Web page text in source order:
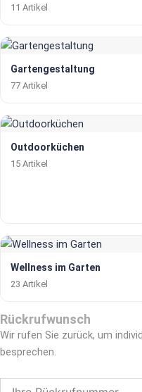
11 Artikel
Gartengestaltung
77 Artikel
Outdoorküchen
15 Artikel
Wellness im Garten
23 Artikel
Rückrufwunsch
Wir rufen Sie zurück, um
besprechen.